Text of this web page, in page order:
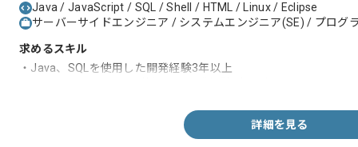
Java / JavaScript / SQL / Shell / HTML / Linux / Eclipse
サーバーサイドエンジニア / システムエンジニア(SE) / プログ
求めるスキル
・Java、SQLを使用した開発経験3年以上
詳細を見る